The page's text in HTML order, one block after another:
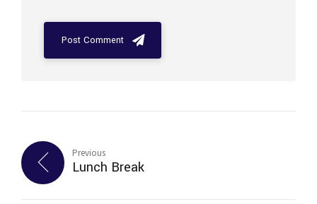
Post Comment
Previous
Lunch Break